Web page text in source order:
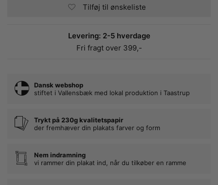
Tilføj til ønskeliste
Levering: 2-5 hverdage
Fri fragt over 399,-
Dansk webshop
stiftet i Vallensbæk med lokal produktion i Taastrup
Trykt på 230g kvalitetspapir
der fremhæver din plakats farver og form
Nem indramning
vi rammer din plakat ind, når du tilkøber en ramme